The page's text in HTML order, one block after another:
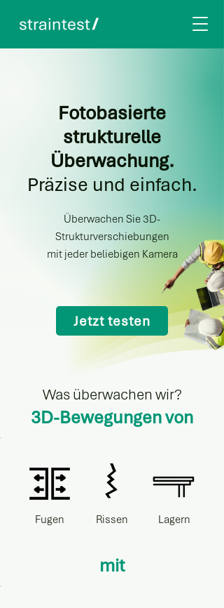
Fotobasierte
strukturelle
Überwachung.
Präzise und einfach.
Überwachen Sie 3D-
Strukturverschiebungen
mit jeder beliebigen Kamera
Jetzt testen
Was überwachen wir?
3D-Bewegungen von
Fugen Rissen Lagern
mit